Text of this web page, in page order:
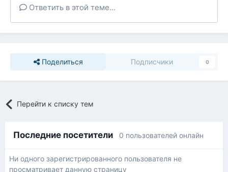
Ответить в этой теме...
Поделиться Подписчики 0
Перейти к списку тем
Последние посетители 0 пользователей онлайн
Ни одного зарегистрированного пользователя не
просматривает данную страницу